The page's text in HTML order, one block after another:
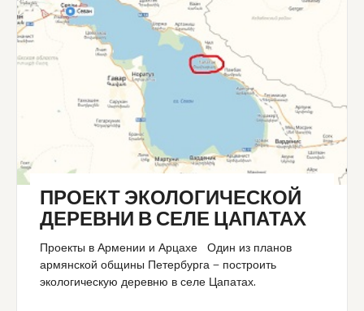
ПРОЕКТ ЭКОЛОГИЧЕСКОЙ
ДЕРЕВНИ В СЕЛЕ ЦАПАТАХ
Проекты в Армении и Арцахе Один из планов
армянской общины Петербурга — построить
экологическую деревню в селе Цапатах.